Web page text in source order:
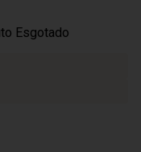
Esgotado